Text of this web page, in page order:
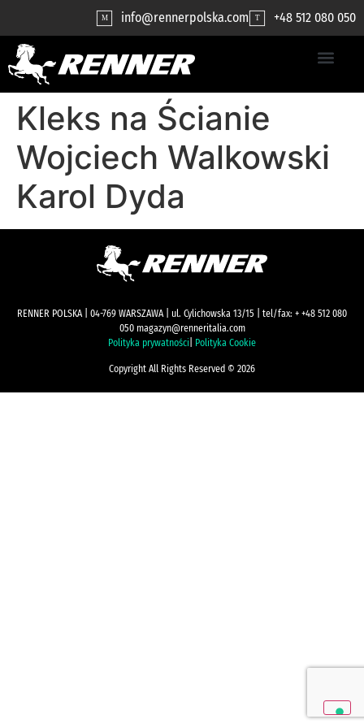
M info@rennerpolska.com T +48 512 080 050
Kleks na Ścianie
Wojciech Walkowski
Karol Dyda
RENNER POLSKA | 04-769 WARSZAWA | ul. Cylichowska 13/15 | tel/fax: + +48 512 080
050 magazyn@renneritalia.com
Polityka prywatności
Polityka Cookie
Copyright All Rights Reserved © 2026